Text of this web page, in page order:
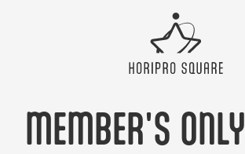
MEMBER'S ONLY